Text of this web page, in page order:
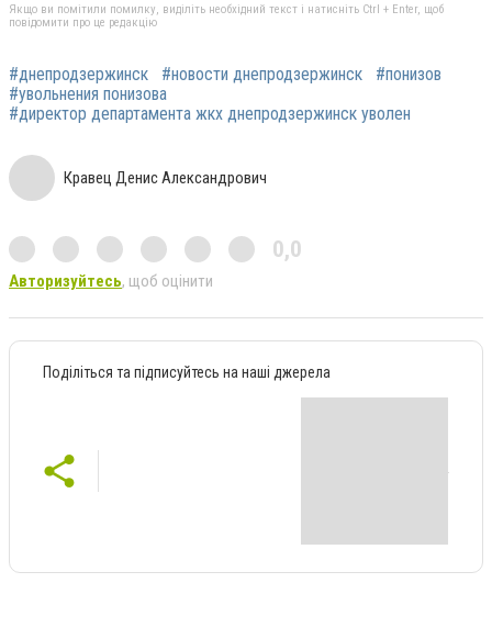
Якщо ви помітили помилку, виділіть необхідний текст і натисніть Ctrl + Enter, щоб
повідомити про це редакцію
#днепродзержинск #новости днепродзержинск
#понизов
#увольнения понизова
#директор департамента жкх днепродзержинск уволен
Кравец Денис Александрович
0,0
Авторизуйтесь, щоб оцінити
Поділіться та підписуйтесь на наші джерела